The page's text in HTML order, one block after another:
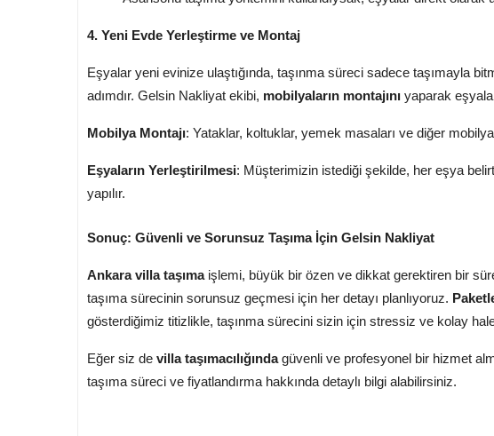
4. Yeni Evde Yerleştirme ve Montaj
Eşyalar yeni evinize ulaştığında, taşınma süreci sadece taşımayla
adımdır. Gelsin Nakliyat ekibi, mobilyaların montajını yaparak
Mobilya Montajı: Yataklar, koltuklar, yemek masaları ve diğer
Eşyaların Yerleştirilmesi: Müşterimizin istediği şekilde, her eşya
yapılır.
Sonuç: Güvenli ve Sorunsuz Taşıma İçin Gelsin Nakliyat
Ankara villa taşımaişlemi, büyük bir özen ve dikkat gerektiren bir
taşıma sürecinin sorunsuz geçmesi için her detayı planlıyoruz.
gösterdiğimiz titizlikle, taşınma sürecini sizin için stressiz ve kolay
Eğer siz de villa taşımacılığındagüvenli ve profesyonel bir hizmet
taşıma süreci ve fiyatlandırma hakkında detaylı bilgi alabilirsiniz.